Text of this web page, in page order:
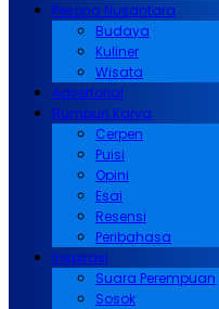
Pesona Nusantara
Budaya
Kuliner
Wisata
Advertorial
Rumpun Karya
Cerpen
Puisi
Opini
Esai
Resensi
Peribahasa
Inspirasi
Suara Perempuan
Sosok